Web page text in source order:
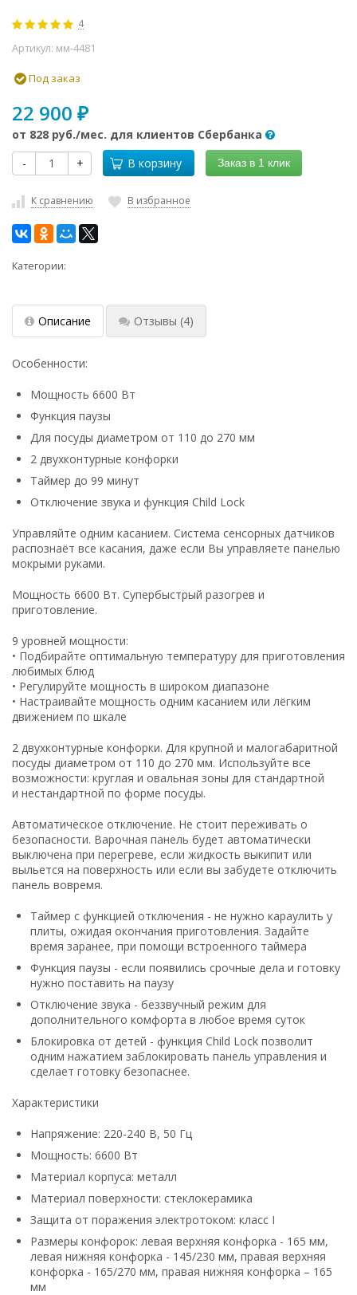
4
Артикул: мм-4481
Под заказ
22 900 ₽
от 828 руб./мес. для клиентов Сбербанка
-
+ В корзину Заказ в 1 клик
К сравнению В избранное
Категории:
Описание Отзывы (4)
Особенности:
Мощность 6600 Вт
Функция паузы
Для посуды диаметром от 110 до 270 мм
2 двухконтурные конфорки
Таймер до 99 минут
Отключение звука и функция Child Lock
Управляйте одним касанием. Система сенсорных датчиков
распознаёт все касания, даже если Вы управляете панелью
мокрыми руками.
Мощность 6600 Вт. Супербыстрый разогрев и
приготовление.
9 уровней мощности:
• Подбирайте оптимальную температуру для приготовления
любимых блюд
• Регулируйте мощность в широком диапазоне
• Настраивайте мощность одним касанием или лёгким
движением по шкале
2 двухконтурные конфорки. Для крупной и малогабаритной
посуды диаметром от 110 до 270 мм. Используйте все
возможности: круглая и овальная зоны для стандартной
и нестандартной по форме посуды.
Автоматическое отключение. Не стоит переживать о
безопасности. Варочная панель будет автоматически
выключена при перегреве, если жидкость выкипит или
выльется на поверхность или если вы забудете отключить
панель вовремя.
Таймер с функцией отключения - не нужно караулить у
плиты, ожидая окончания приготовления. Задайте
время заранее, при помощи встроенного таймера
Функция паузы - если появились срочные дела и готовку
нужно поставить на паузу
Отключение звука - беззвучный режим для
дополнительного комфорта в любое время суток
Блокировка от детей - функция Child Lock позволит
одним нажатием заблокировать панель управления и
сделает готовку безопаснее.
Характеристики
Напряжение: 220-240 В, 50 Гц
Мощность: 6600 Вт
Материал корпуса: металл
Материал поверхности: стеклокерамика
Защита от поражения электротоком: класс I
Размеры конфорок: левая верхняя конфорка - 165 мм,
левая нижняя конфорка - 145/230 мм, правая верхняя
конфорка - 165/270 мм, правая нижняя конфорка – 165
мм